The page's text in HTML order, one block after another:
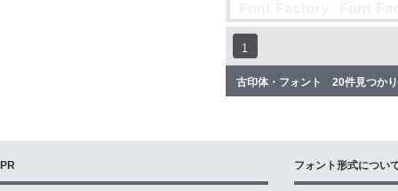
1
古印体・フォント 20件見つか
PR フォント形式につい